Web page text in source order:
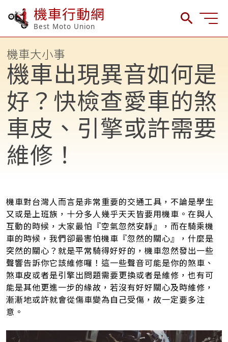
機車行動網
Best Moto Union
機車大小事
機車出現異音如何是
好？快檢查愛車的煞
車皮、引擎或許需要
維修！
機車對台灣人而言是非常重要的交通工具，不論是學生
又或是上班族，十分多人幾乎天天皆要用機車。在與人
互動的時候，大家最怕『空氣忽然安靜』，而在騎乘機
車的時候，我們卻最害怕機車『忽然的關心』，什麼是
突然的關心？就是平常騎得好好的，機車忽然發出一些
聲響告訴你它該維修囉！這一些聲音可能是你的煞車、
煞車皮或者是引擎出問題需要更換或者是維修，也有可
能是其他更進一步的緣故，若沒有好好關心及時維修，
漸漸地或許就會從傷車變為自己受傷，故一定要多注
意。